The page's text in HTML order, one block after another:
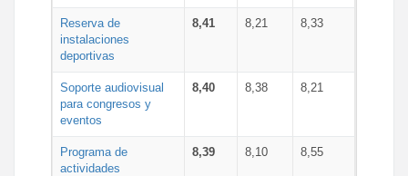
Reserva de
instalaciones
deportivas
8,41 8,21 8,33
Soporte audiovisual
para congresos y
eventos
8,40 8,38 8,21
Programa de
actividades
8,39 8,10 8,55